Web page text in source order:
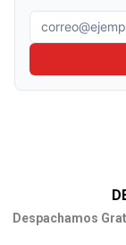
Correo
Despachamos